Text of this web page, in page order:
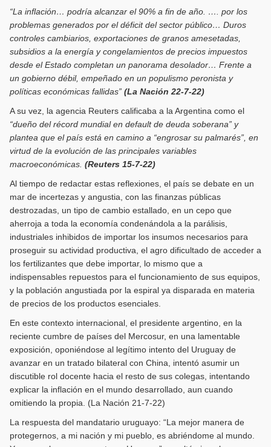
“La inflación… podría alcanzar el 90% a fin de año. …. por los
problemas generados por el déficit del sector público… Duros
controles cambiarios, exportaciones de granos amesetadas,
subsidios a la energía y congelamientos de precios impuestos
desde el Estado completan un panorama desolador… Frente a
un gobierno débil, empeñado en un populismo peronista y
políticas económicas fallidas” (La Nación 22-7-22)
A su vez, la agencia Reuters calificaba a la Argentina como el
“dueño del récord mundial en default de deuda soberana” y
plantea que el país está en camino a “engrosar su palmarés”, en
virtud de la evolución de las principales variables
macroeconómicas. (Reuters 15-7-22)
Al tiempo de redactar estas reflexiones, el país se debate en un
mar de incertezas y angustia, con las finanzas públicas
destrozadas, un tipo de cambio estallado, en un cepo que
aherroja a toda la economía condenándola a la parálisis,
industriales inhibidos de importar los insumos necesarios para
proseguir su actividad productiva, el agro dificultado de acceder a
los fertilizantes que debe importar, lo mismo que a
indispensables repuestos para el funcionamiento de sus equipos,
y la población angustiada por la espiral ya disparada en materia
de precios de los productos esenciales.
En este contexto internacional, el presidente argentino, en la
reciente cumbre de países del Mercosur, en una lamentable
exposición, oponiéndose al legítimo intento del Uruguay de
avanzar en un tratado bilateral con China, intentó asumir un
discutible rol docente hacia el resto de sus colegas, intentando
explicar la inflación en el mundo desarrollado, aun cuando
omitiendo la propia. (La Nación 21-7-22)
La respuesta del mandatario uruguayo: “La mejor manera de
protegernos, a mi nación y mi pueblo, es abriéndome al mundo.